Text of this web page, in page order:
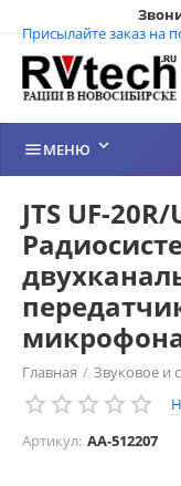
Присылайте заказ на
МЕНЮ 
JTS UF-
Главная / Звуковое и
/
Артикул: AA-512207